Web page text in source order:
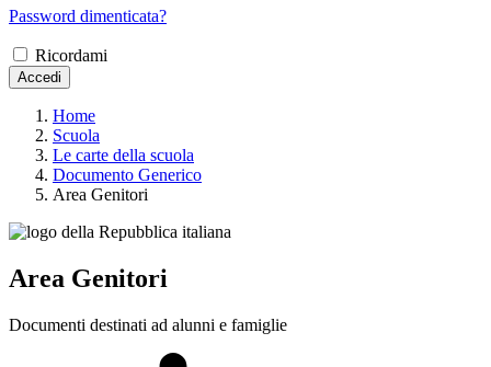
Password dimenticata?
Ricordami
Accedi
Home
Scuola
Le carte della scuola
Documento Generico
Area Genitori
Area Genitori
Documenti destinati ad alunni e famiglie